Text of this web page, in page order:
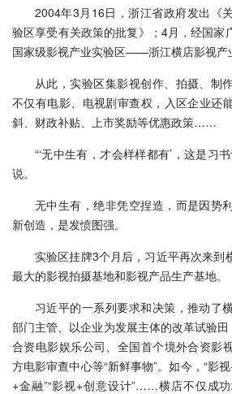
2004年3月16日，浙江省政府发出《
验区享受有关政策的批复》；4月，经国家
国家级影视产业实验区——浙江横店影视产
从此，实验区集影视创作、拍摄、制
不仅有电影、电视剧审查权，入区企业还
斜、财政补贴、上市奖励等优惠政策……
“‘无中生有，才会样样都有’，这是习
说。
无中生有，绝非凭空捏造，而是因势
新创造，是发愤图强。
实验区挂牌3个月后，习近平再次来到
最大的影视拍摄基地和影视产品生产基地。
习近平的一系列要求和决策，推动了
部门主管、以企业为发展主体的改革试验田
合资电影娱乐公司、全国首个境外合资影
方电影审查中心等“新鲜事物”。如今，“影
+金融”“影视+创意设计”……横店不仅成